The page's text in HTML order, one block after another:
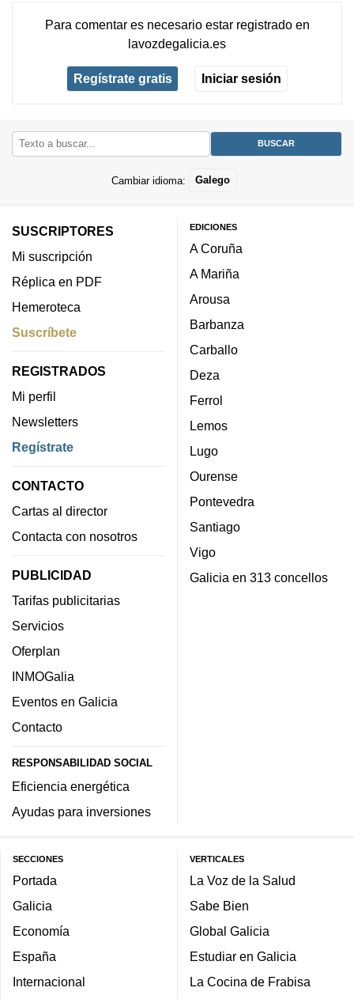
Para comentar es necesario estar registradoen
lavozdegalicia.es
Regístrate gratis Iniciar sesión
Cambiar idioma: Galego
SUSCRIPTORES
Mi suscripción
Réplica en PDF
Hemeroteca
Suscríbete
REGISTRADOS
Mi perfil
Newsletters
Regístrate
CONTACTO
Cartas al director
Contacta con nosotros
PUBLICIDAD
Tarifas publicitarias
Servicios
Oferplan
INMOGalia
Eventos en Galicia
Contacto
RESPONSABILIDAD SOCIAL
Eficiencia energética
Ayudas para inversiones
EDICIONES
A Coruña
A Mariña
Arousa
Barbanza
Carballo
Deza
Ferrol
Lemos
Lugo
Ourense
Pontevedra
Santiago
Vigo
Galicia en 313 concellos
SECCIONES
Portada
Galicia
Economía
España
Internacional
VERTICALES
La Voz de la Salud
Sabe Bien
Global Galicia
Estudiar en Galicia
La Cocina de Frabisa